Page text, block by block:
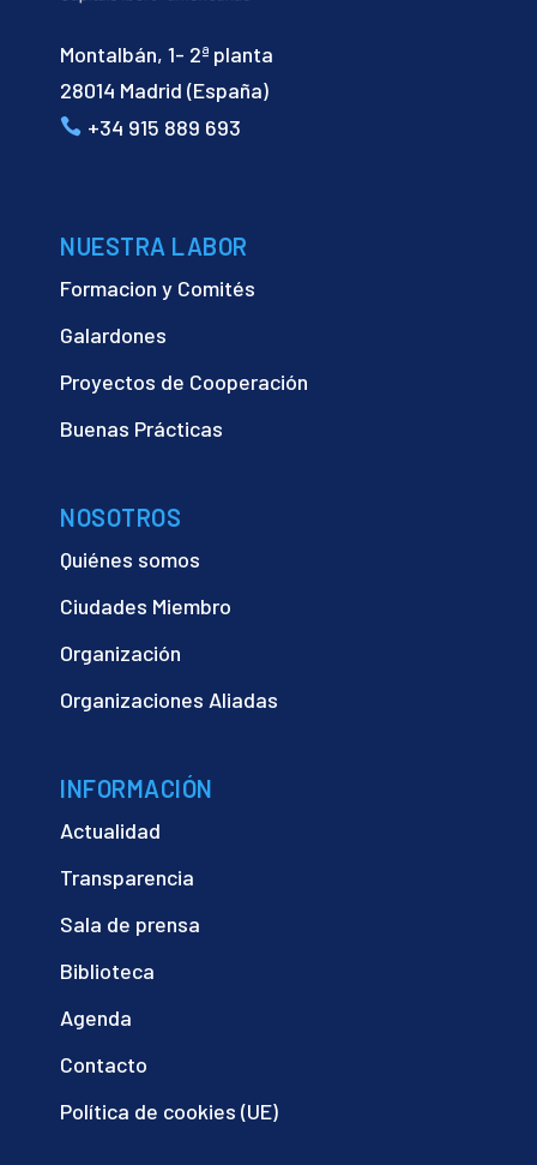
Montalbán, 1- 2ª planta
28014 Madrid (España)
+34 915 889 693
NUESTRA LABOR
Formacion y Comités
Galardones
Proyectos de Cooperación
Buenas Prácticas
NOSOTROS
Quiénes somos
Ciudades Miembro
Organización
Organizaciones Aliadas
INFORMACIÓN
Actualidad
Transparencia
Sala de prensa
Biblioteca
Agenda
Contacto
Política de cookies (UE)